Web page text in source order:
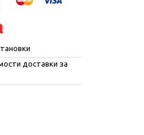
доставки за